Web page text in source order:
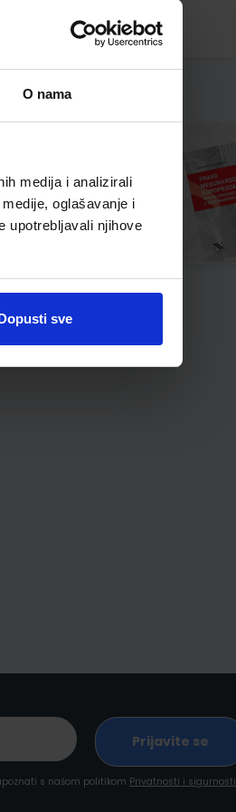
O nama
medija i analizirali
oglašavanje i
upotrebljavali njihove
sve
s našom politikom Privatnosti i sigurnosti